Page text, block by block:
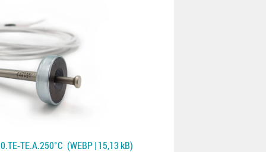
TE.A.250°C (WEBP | 15,13 kB)